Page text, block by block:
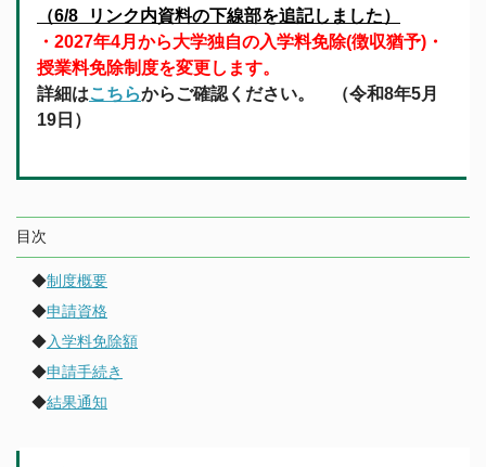
総長室
基本情報
栄誉・称号
大学の取組
中期目標・中期計画／評価
広報
公開データベース
学部・大学院・その他
学部
大学院
附置研究所
教育・学生支援
カリキュラム・授業・履修
学生生活案内
授業料
経済支援（授業料等免除・奨学金）
学生の表彰
課外活動
研究活動
産学官連携（共同研究・知的財産）
研究安全管理
若手研究者支援
社会との連携
社会貢献事業
名古屋大学発ベンチャー
名古屋大学への寄附について
卒業生に関する情報について
国際展開・留学
国際展開について
留学について
ニュース
（6/8_リンク内資料の下線部を追記しました）
・2027年4月から大学独自の入学料免除(徴収猶予)・
授業料免除制度を変更します。
詳細はこちらからご確認ください。 （令和8年5月
19日）
目次
◆制度概要
◆申請資格
◆入学料免除額
◆申請手続き
◆結果通知